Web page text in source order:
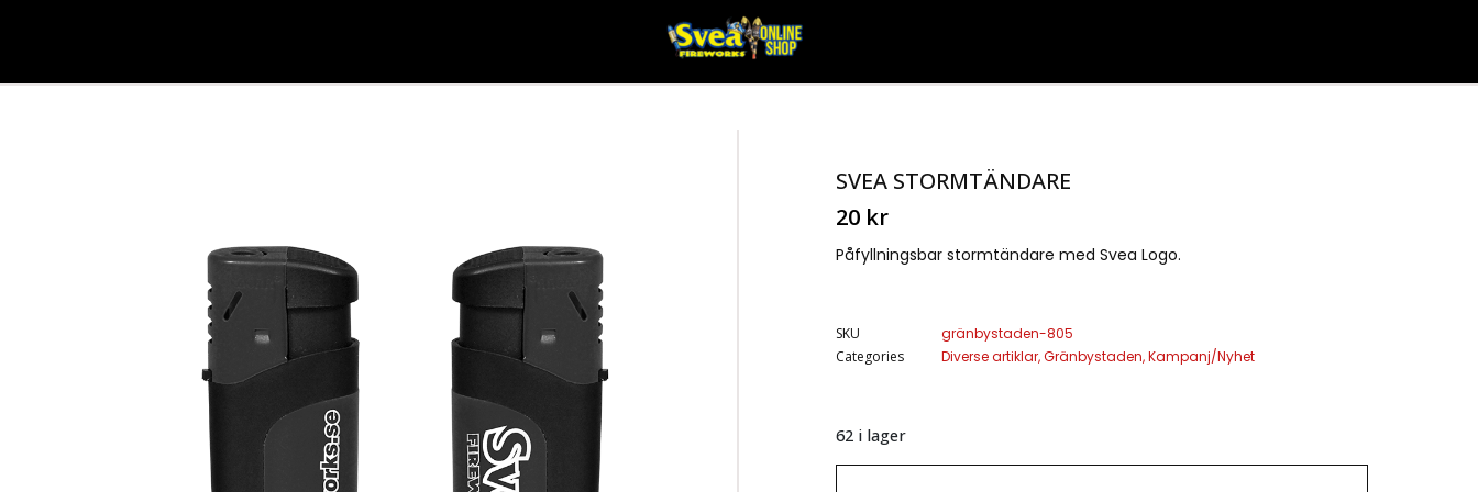
SVEA STORMTÄNDARE
20 kr
Påfyllningsbar stormtändare med Svea Logo.
SKU
gränbystaden-805
Categories
Diverse artiklar,Gränbystaden,Kampanj/Nyhet
62 i lager